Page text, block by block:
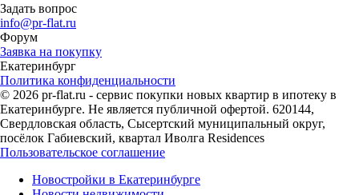
Задать вопрос
info@pr-flat.ru
Форум
Заявка на покупку
Екатеринбург
Политика конфиденциальности
© 2026 pr-flat.ru - сервис покупки новых квартир в ипотеку в
Екатеринбурге. Не является публичной офертой. 620144,
Свердловская область, Сысертский муниципальный округ,
посёлок Габиевский, квартал Иволга Residences
Пользовательское соглашение
Новостройки в Екатеринбурге